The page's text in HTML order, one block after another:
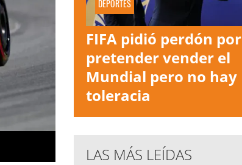
DEPORTES
FIFA pidió perdón por
pretender vender el
Mundial pero no hay
toleracia
LAS MÁS LEÍDAS